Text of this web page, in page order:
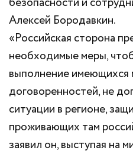
Алексей Бородавкин.
«Российская сторона
необходимые меры,
выполнение
договоренностей, не
ситуации в регионе,
проживающих там
заявил он, выступая на